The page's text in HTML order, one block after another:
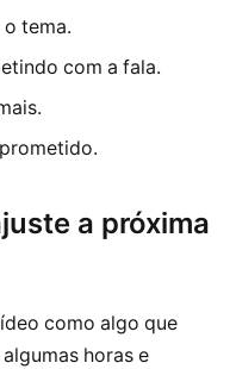
tema.
com a fala.
a próxima
como algo que
horas e